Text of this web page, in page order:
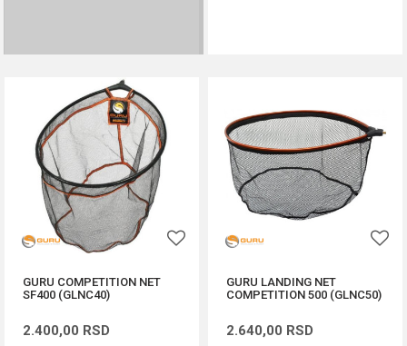
GURU COMPETITION NET
SF400 (GLNC40)
2.400,00 RSD
GURU LANDING NET
COMPETITION 500 (GLNC50)
2.640,00 RSD